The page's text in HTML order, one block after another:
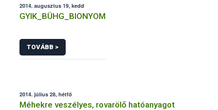
2014. augusztus 19, kedd
GYIK_BÜHG_BIONYOM
TOVÁBB >
2014. július 28, hétfő
Méhekre veszélyes, rovarölő hatóanyagot